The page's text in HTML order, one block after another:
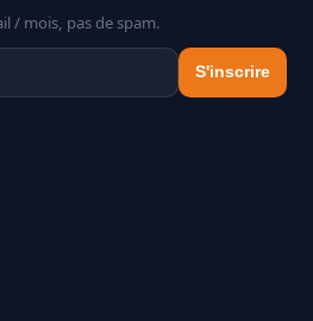
/ mois, pas de spam.
S'inscrire